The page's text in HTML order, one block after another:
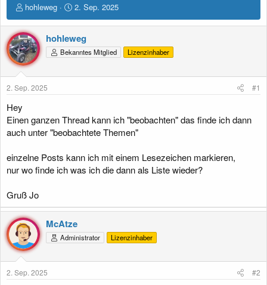
E
r
s
t
e
l
l
r
hohleweg
E
r
s
t
e
l
2. Sep. 2025
hohleweg
Bekanntes Mitglied Lizenzinhaber
2. Sep. 2025 #1
Hey
Einen ganzen Thread kann ich "beobachten" das finde ich dann
auch unter "beobachtete Themen"
einzelne Posts kann ich mit einem Lesezeichen markieren,
nur wo finde ich was ich die dann als Liste wieder?
Gruß Jo
McAtze
Administrator Lizenzinhaber
2. Sep. 2025 #2